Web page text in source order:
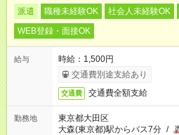
派遣 職種未経験OK 社会人未経験OK
WEB登録・面接OK
給与
時給：1,500円
交通費別途支給あり
交通費 交通費全額支給
勤務地
東京都大田区
大森(東京都)駅からバス7分 /